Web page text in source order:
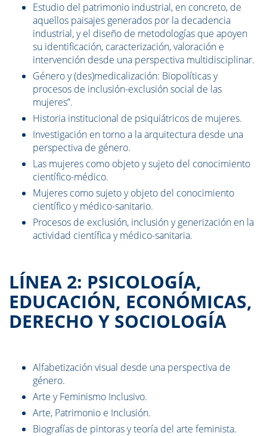
Estudio del patrimonio industrial, en concreto, de
aquellos paisajes generados por la decadencia
industrial, y el diseño de metodologías que apoyen
su identificación, caracterización, valoración e
intervención desde una perspectiva multidisciplinar.
Género y (des)medicalización: Biopolíticas y
procesos de inclusión-exclusión social de las
mujeres”.
Historia institucional de psiquiátricos de mujeres.
Investigación en torno a la arquitectura desde una
perspectiva de género.
Las mujeres como objeto y sujeto del conocimiento
científico-médico.
Mujeres como sujeto y objeto del conocimiento
científico y médico-sanitario.
Procesos de exclusión, inclusión y generización en la
actividad científica y médico-sanitaria.
LÍNEA 2: PSICOLOGÍA,
EDUCACIÓN, ECONÓMICAS,
DERECHO Y SOCIOLOGÍA
Alfabetización visual desde una perspectiva de
género.
Arte y Feminismo Inclusivo.
Arte, Patrimonio e Inclusión.
Biografías de pintoras y teoría del arte feminista.